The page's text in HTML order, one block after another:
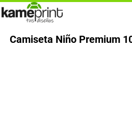
Camiseta Niño Premium